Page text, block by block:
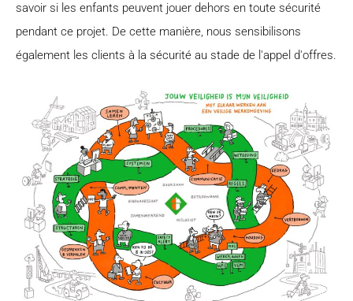
savoir si les enfants peuvent jouer dehors en toute sécurité
pendant ce projet. De cette manière, nous sensibilisons
également les clients à la sécurité au stade de l'appel d'offres.